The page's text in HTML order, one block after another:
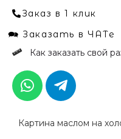
Свободы»
Заказ в 1 клик
🗪 Заказать в ЧАТе
Как заказать свой
W
h
a
t
T
e
l
e
Картина маслом на